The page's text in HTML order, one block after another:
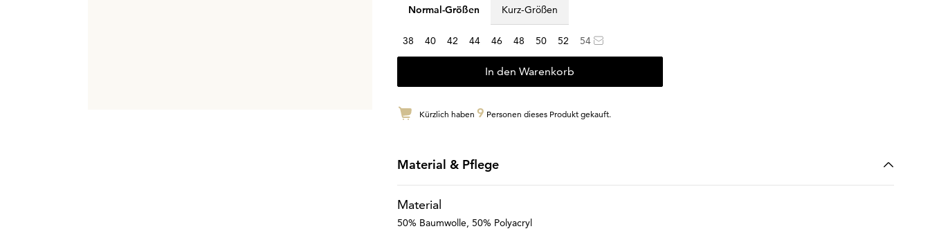
Normal-Größen Kurz-Größen
38 40 42 44 46 48 50 52 54
In den Warenkorb
Kürzlich haben 9 Personen dieses Produkt gekauft.
Material & Pflege
Material
50% Baumwolle, 50% Polyacryl